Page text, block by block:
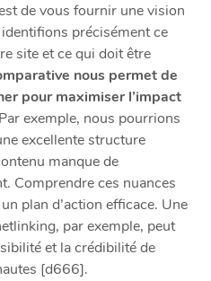
de vous fournir une vision
précisément ce
site et ce qui doit être
nous permet de
pour maximiser l’impact
Par exemple, nous pourrions
excellente structure
manque de
Comprendre ces nuances
plan d’action efficace. Une
par exemple, peut
et la crédibilité de
[d666].